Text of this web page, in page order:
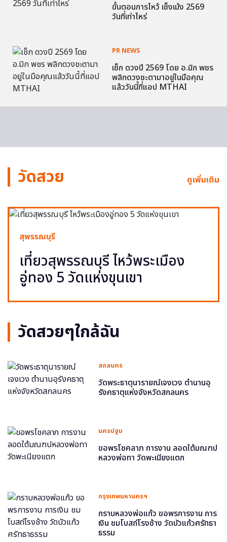
ขั้นตอนการไหว้ เช็งเม้ง 2569
วันที่เท่าไหร่
PR NEWS
เช็ก ดวงปี 2569 โดย อ.มิก พชร
พลิกดวงชะตามาอยู่ในมือคุณ
แล้ววันนี้ที่แอป MTHAI
วัดสวย ดูเพิ่มเติม
สุพรรณบุรี
เที่ยวสุพรรณบุรี ไหว้พระเมือง
อู่ทอง 5 วัดแห่งขุนเขา
วัดสวยๆใกล้ฉัน
สกลนคร
วัดพระธาตุนารายณ์เจงเวง ตำนานอุ
รังคธาตุแห่งจังหวัดสกลนคร
นครปฐม
ขอพรโชคลาภ การงาน ลอดใต้มณฑป
หลวงพ่อทา วัดพะเนียงแตก
กรุงเทพมหานครฯ
กราบหลวงพ่อแก้ว ขอพรการงาน การ
เงิน ชมโบสถ์โรงช้าง วัดบัวแก้วศรัทธา
ธรรม